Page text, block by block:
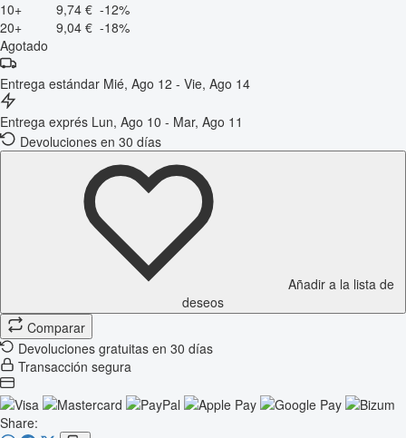
10+
9,74 € -12%
20+
9,04 € -18%
Agotado
Entrega estándar Mié, Ago 12 - Vie, Ago 14
Entrega exprés Lun, Ago 10 - Mar, Ago 11
Devoluciones en 30 días
Añadir a la lista de
deseos
Comparar
Devoluciones gratuitas en 30 días
Transacción segura
Share: